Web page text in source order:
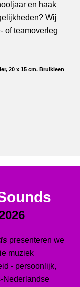
en haak
Wij
of teamoverleg
20 x 15 cm. Bruikleen
presenteren we
muziek
- persoonlijk,
Nederlandse